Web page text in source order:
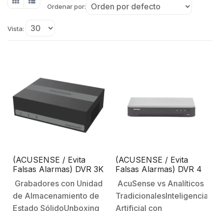
Ordenar por:
Vista:
(ACUSENSE / Evita
Falsas Alarmas) DVR 3K
Lite (5 Megapixel Lite) /
4 Canales TURBOHD +
2 Canales IP / 1 Bahía
de SSD / Audio Por
Grabadores con Unidad
de Almacenamiento de
Estado SólidoUnboxing
(ACUSENSE / Evita
Falsas Alarmas) DVR 4
Megapixel / 4 Canales
TURBOHD + 2 Canales
IP / 1 Bahía de Disco
Duro / 1 Canal de Audio
AcuSense vs Analíticos
TradicionalesInteligencia
Artificial con